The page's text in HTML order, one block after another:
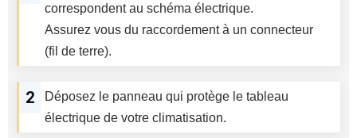
correspondent au schéma électrique.
Assurez vous du raccordement à un connecteur
(fil de terre).
2
Déposez le panneau qui protège le tableau
électrique de votre climatisation.